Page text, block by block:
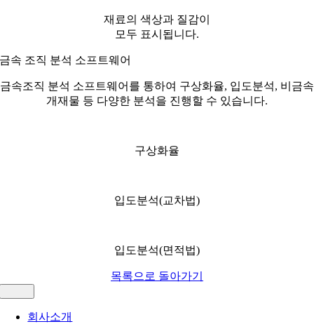
재료의 색상과 질감이
모두 표시됩니다.
금속 조직 분석 소프트웨어
금속조직 분석 소프트웨어를 통하여 구상화율, 입도분석, 비금속
개재물 등 다양한 분석을 진행할 수 있습니다.
구상화율
입도분석(교차법)
입도분석(면적법)
목록으로 돌아가기
Navigation
회사소개